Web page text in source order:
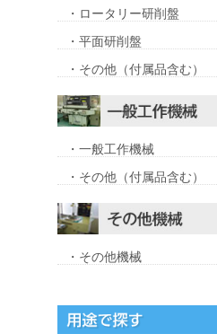
・ロータリー研削盤
・平面研削盤
・その他（付属品含む）
・一般工作機械
・その他（付属品含む）
・その他機械